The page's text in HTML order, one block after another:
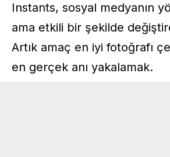
Instants, sosyal medyanın
ama etkili bir şekilde
Artık amaç en iyi fotoğrafı
en gerçek anı yakalamak.